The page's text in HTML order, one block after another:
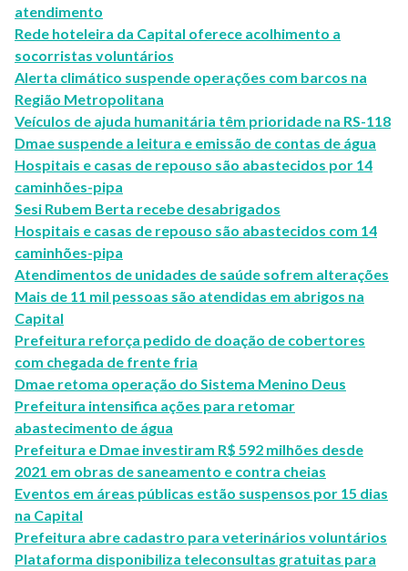
atendimento
Rede hoteleira da Capital oferece acolhimento a
socorristas voluntários
Alerta climático suspende operações com barcos na
Região Metropolitana
Veículos de ajuda humanitária têm prioridade na RS-118
Dmae suspende a leitura e emissão de contas de água
Hospitais e casas de repouso são abastecidos por 14
caminhões-pipa
Sesi Rubem Berta recebe desabrigados
Hospitais e casas de repouso são abastecidos com 14
caminhões-pipa
Atendimentos de unidades de saúde sofrem alterações
Mais de 11 mil pessoas são atendidas em abrigos na
Capital
Prefeitura reforça pedido de doação de cobertores
com chegada de frente fria
Dmae retoma operação do Sistema Menino Deus
Prefeitura intensifica ações para retomar
abastecimento de água
Prefeitura e Dmae investiram R$ 592 milhões desde
2021 em obras de saneamento e contra cheias
Eventos em áreas públicas estão suspensos por 15 dias
na Capital
Prefeitura abre cadastro para veterinários voluntários
Plataforma disponibiliza teleconsultas gratuitas para